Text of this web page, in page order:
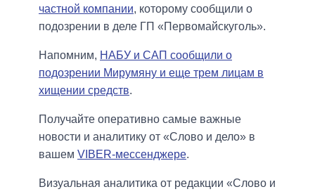
частной компании, которому сообщили о
подозрении в деле ГП «Первомайскуголь».
Напомним, НАБУ и САП сообщили о
подозрении Мирумяну и еще трем лицам в
хищении средств.
Получайте оперативно самые важные
новости и аналитику от «Слово и дело» в
вашем VIBER-мессенджере.
Визуальная аналитика от редакции «Слово и